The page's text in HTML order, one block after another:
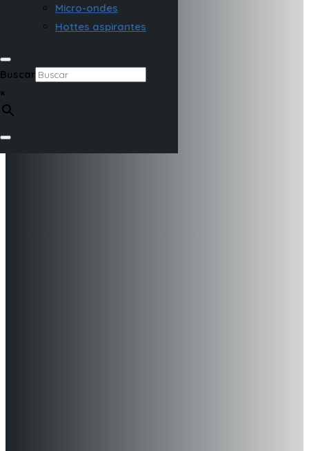
Micro-ondes
Hottes aspirantes
Buscar
×